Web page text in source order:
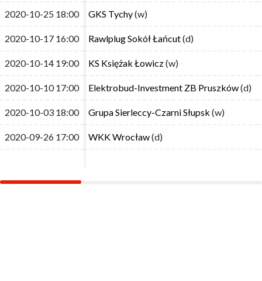
2020-10-25 18:00 GKS Tychy(w)
2020-10-17 16:00 Rawlplug Sokół Łańcut(d)
2020-10-14 19:00 KS Księżak Łowicz(w)
2020-10-10 17:00 Elektrobud-Investment ZB Pruszków(d)
2020-10-03 18:00 Grupa Sierleccy-Czarni Słupsk (w)
2020-09-26 17:00 WKK Wrocław(d)
2020-10-25 18:00 GKS Tychy(w)
2020-10-17 16:00 Rawlplug Sokół Łańcut(d)
2020-10-14 19:00 KS Księżak Łowicz(w)
2020-10-10 17:00 Elektrobud-Investment ZB Pruszków(d)
2020-10-03 18:00 Grupa Sierleccy-Czarni Słupsk (w)
2020-09-26 17:00 WKK Wrocław(d)